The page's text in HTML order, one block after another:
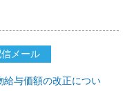
メール
給与価額の改正につい